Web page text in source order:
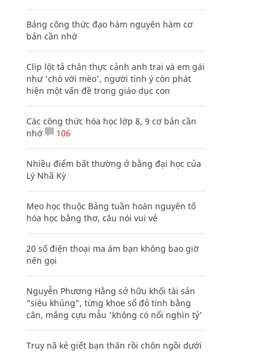
Bảng công thức đạo hàm nguyên hàm cơ
bản cần nhớ
Clip lột tả chân thực cảnh anh trai và em gái
như 'chó với mèo', người tinh ý còn phát
hiện một vấn đề trong giáo dục con
Các công thức hóa học lớp 8, 9 cơ bản cần
nhớ
106
Nhiều điểm bất thường ở bằng đại học của
Lý Nhã Kỳ
Mẹo học thuộc Bảng tuần hoàn nguyên tố
hóa học bằng thơ, câu nói vui vẻ
20 số điện thoại ma ám bạn không bao giờ
nên gọi
Nguyễn Phương Hằng sở hữu khối tài sản
"siêu khủng", từng khoe sổ đỏ tính bằng
cân, mắng cựu mẫu 'không có nổi nghìn tỷ'
Truy nã kẻ giết bạn thân rồi chôn ngồi dưới